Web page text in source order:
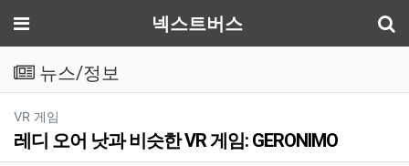
메뉴 넥스트버스
뉴스/정보
VR 게임
레디 오어 낫과 비슷한 VR 게임: GERONIMO